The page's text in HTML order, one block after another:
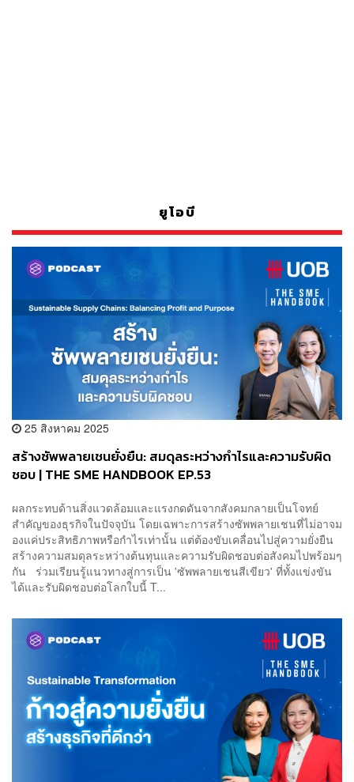
ยูโอบี
25 สิงหาคม 2025
สร้างซัพพลายเชนยั่งยืน: สมดุลระหว่างกำไรและความรับผิด
ชอบ | THE SME HANDBOOK EP.53
ผลกระทบด้านสิ่งแวดล้อมและแรงกดดันจากสังคมกลายเป็นโจทย์
สำคัญของธุรกิจในปัจจุบัน โดยเฉพาะการสร้างซัพพลายเชนที่ไม่อาจม
องแค่ประสิทธิภาพหรือกำไรเท่านั้น แต่ต้องขับเคลื่อนไปสู่ความยั่งยืน
สร้างความสมดุลระหว่างต้นทุนและความรับผิดชอบต่อสังคมไปพร้อมๆ
กัน ร่วมเรียนรู้แนวทางสู่การเป็น 'ซัพพลายเชนสีเขียว' ที่ทั้งแข่งขัน
ได้และรับผิดชอบต่อโลกใบนี้ T...